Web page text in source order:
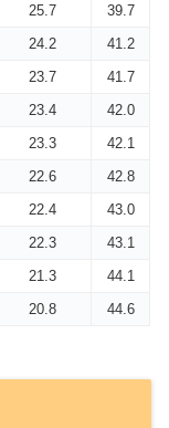
25.7
39.7
24.2
41.2
23.7
41.7
23.4
42.0
23.3
42.1
22.6
42.8
22.4
43.0
22.3
43.1
21.3
44.1
20.8 44.6